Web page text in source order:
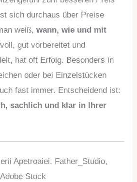
sich durchaus über Preise
weiß,wann, wie und mit
gut vorbereitet und
hat oft Erfolg. Besonders in
oder bei Einzelstücken
fast immer. Entscheidend ist:
sachlich und klar in Ihrer
Apetroaiei, Father_Studio,
Stock